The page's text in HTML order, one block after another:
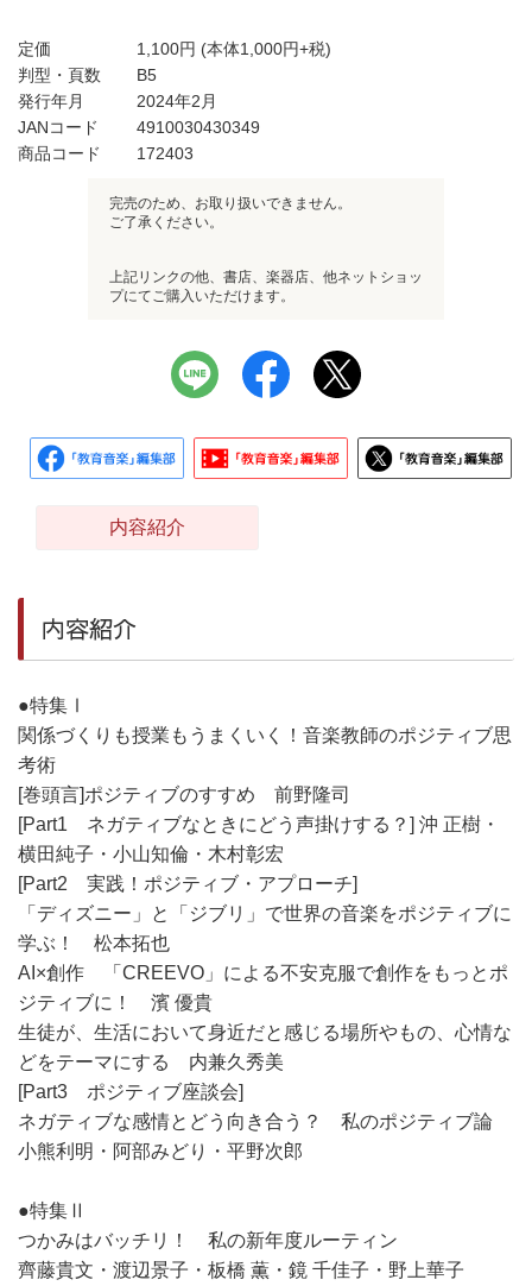
定価 1,100円 (本体1,000円+税)
判型・頁数
B5
発行年月
2024年2月
JANコード
4910030430349
商品コード
172403
完売のため、お取り扱いできません。
ご了承ください。
上記リンクの他、書店、楽器店、他ネットショッ
プにてご購入いただけます。
内容紹介
内容紹介
●特集Ⅰ
関係づくりも授業もうまくいく！音楽教師のポジティブ思
考術
[巻頭言]ポジティブのすすめ 前野隆司
[Part1 ネガティブなときにどう声掛けする？] 沖 正樹・
横田純子・小山知倫・木村彰宏
[Part2 実践！ポジティブ・アプローチ]
「ディズニー」と「ジブリ」で世界の音楽をポジティブに
学ぶ！ 松本拓也
AI×創作 「CREEVO」による不安克服で創作をもっとポ
ジティブに！ 濱 優貴
生徒が、生活において身近だと感じる場所やもの、心情な
どをテーマにする 内兼久秀美
[Part3 ポジティブ座談会]
ネガティブな感情とどう向き合う？ 私のポジティブ論
小熊利明・阿部みどり・平野次郎
●特集Ⅱ
つかみはバッチリ！ 私の新年度ルーティン
齊藤貴文・渡辺景子・板橋 薫・鏡 千佳子・野上華子